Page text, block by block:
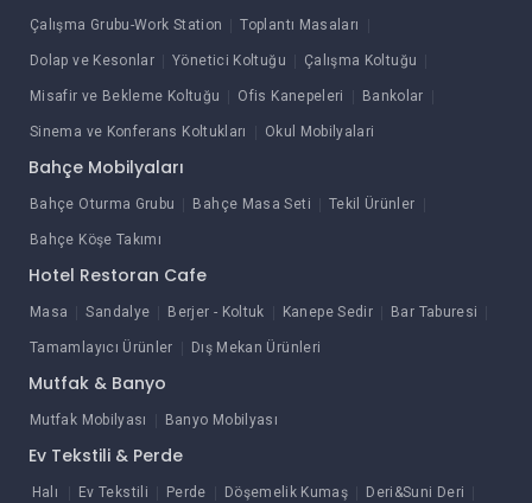
Çalışma Grubu-Work Station Toplantı Masaları
Dolap ve Kesonlar Yönetici Koltuğu Çalışma Koltuğu
Misafir ve Bekleme Koltuğu Ofis Kanepeleri Bankolar
Sinema ve Konferans Koltukları Okul Mobilyalari
Bahçe Mobilyaları
Bahçe Oturma Grubu Bahçe Masa Seti Tekil Ürünler
Bahçe Köşe Takımı
Hotel Restoran Cafe
Masa Sandalye Berjer - Koltuk Kanepe Sedir Bar Taburesi
Tamamlayıcı Ürünler Dış Mekan Ürünleri
Mutfak & Banyo
Mutfak Mobilyası Banyo Mobilyası
Ev Tekstili & Perde
Halı Ev Tekstili Perde Döşemelik Kumaş Deri&Suni Deri